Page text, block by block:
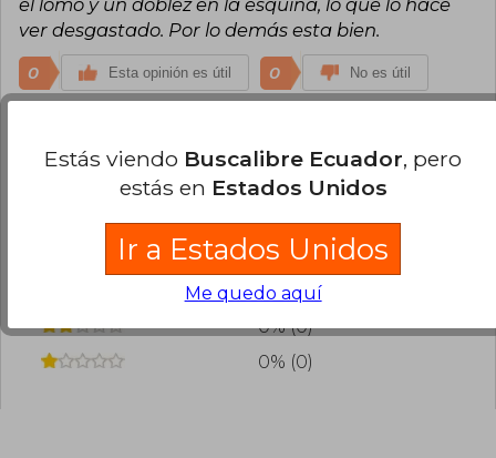
ver desgastado. Por lo demás esta bien.
0 Esta opinión es útil 0 No es útil
agregar tu propia evaluación.
0% (0)
100% (1)
0% (0)
0% (0)
0% (0)
Estás viendo Buscalibre Ecuador, pero
estás en Estados Unidos
Ir a Estados Unidos
Me quedo aquí